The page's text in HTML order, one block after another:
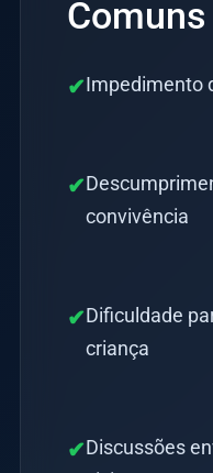
Comuns
✔Impedimento
✔
convivência
✔Dificuldade
criança
✔Discussões